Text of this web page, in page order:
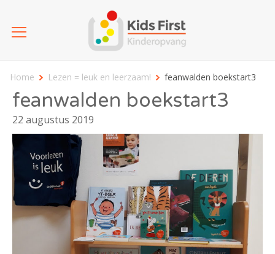
Home Lezen = leuk en leerzaam! feanwalden boekstart3
feanwalden boekstart3
22 augustus 2019